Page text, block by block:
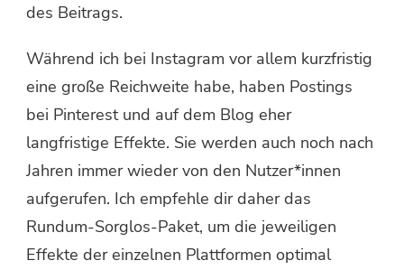
des Beitrags.
Während ich bei Instagram vor allem kurzfristig
eine große Reichweite habe, haben Postings
bei Pinterest und auf dem Blog eher
langfristige Effekte. Sie werden auch noch nach
Jahren immer wieder von den Nutzer*innen
aufgerufen. Ich empfehle dir daher das
Rundum-Sorglos-Paket, um die jeweiligen
Effekte der einzelnen Plattformen optimal